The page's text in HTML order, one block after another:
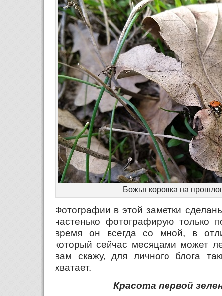
Божья коровка на
Фотографии в этой заметки
частенько фотографирую только
время он всегда со мной, в
который сейчас месяцами может
вам скажу, для личного блога
хватает.
Красота первой